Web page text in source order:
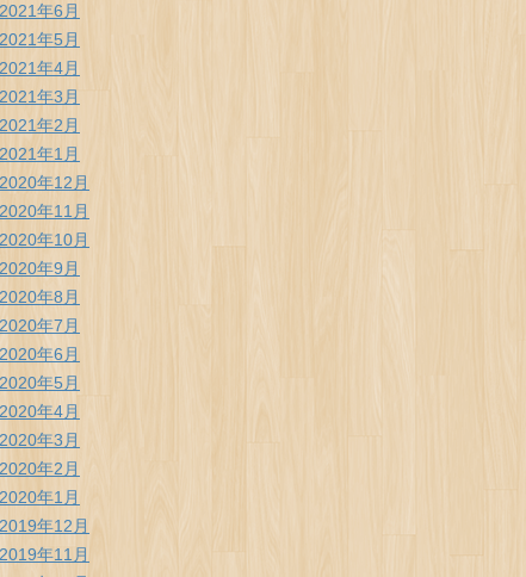
2021年6月
2021年5月
2021年4月
2021年3月
2021年2月
2021年1月
2020年12月
2020年11月
2020年10月
2020年9月
2020年8月
2020年7月
2020年6月
2020年5月
2020年4月
2020年3月
2020年2月
2020年1月
2019年12月
2019年11月